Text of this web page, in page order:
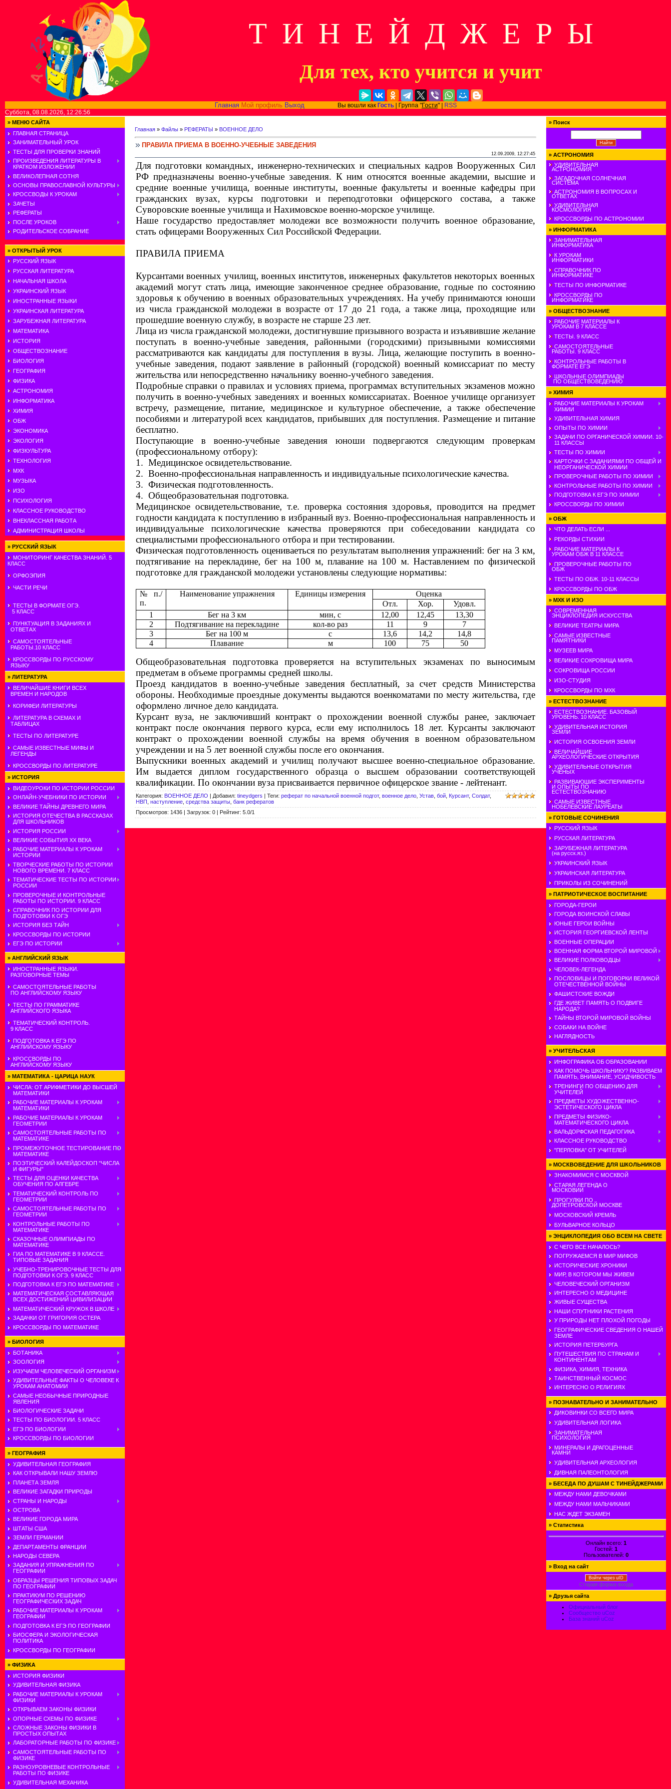
Т И Н Е Й Д Ж Е Р Ы
Для тех, кто учится и учит
Главная Мой профиль ВыходВы вошли как Гость| Группа "Гости" |
RSS
Суббота, 08.08.2026, 12:26:56
» МЕНЮ САЙТА
ГЛАВНАЯ СТРАНИЦА
ЗАНИМАТЕЛЬНЫЙ УРОК
ТЕСТЫ ДЛЯ ПРОВЕРКИ ЗНАНИЙ
ПРОИЗВЕДЕНИЯ ЛИТЕРАТУРЫ В
КРАТКОМ ИЗЛОЖЕНИИ
ВЕЛИКОЛЕПНАЯ СОТНЯ
ОСНОВЫ ПРАВОСЛАВНОЙ КУЛЬТУРЫ
КРОССВОДЫ К УРОКАМ
ЗАЧЕТЫ
РЕФЕРАТЫ
ПОСЛЕ УРОКОВ
РОДИТЕЛЬСКОЕ СОБРАНИЕ
» ОТКРЫТЫЙ УРОК
РУССКИЙ ЯЗЫК
РУССКАЯ ЛИТЕРАТУРА
НАЧАЛЬНАЯ ШКОЛА
УКРАИНСКИЙ ЯЗЫК
ИНОСТРАННЫЕ ЯЗЫКИ
УКРАИНСКАЯ ЛИТЕРАТУРА
ЗАРУБЕЖНАЯ ЛИТЕРАТУРА
МАТЕМАТИКА
ИСТОРИЯ
ОБЩЕСТВОЗНАНИЕ
БИОЛОГИЯ
ГЕОГРАФИЯ
ФИЗИКА
АСТРОНОМИЯ
ИНФОРМАТИКА
ХИМИЯ
ОБЖ
ЭКОНОМИКА
ЭКОЛОГИЯ
ФИЗКУЛЬТУРА
ТЕХНОЛОГИЯ
МХК
МУЗЫКА
ИЗО
ПСИХОЛОГИЯ
КЛАССНОЕ РУКОВОДСТВО
ВНЕКЛАССНАЯ РАБОТА
АДМИНИСТРАЦИЯ ШКОЛЫ
» РУССКИЙ ЯЗЫК
МОНИТОРИНГ КАЧЕСТВА ЗНАНИЙ. 5
КЛАСС
ОРФОЭПИЯ
ЧАСТИ РЕЧИ
ТЕСТЫ В ФОРМАТЕ ОГЭ.
5 КЛАСС
ПУНКТУАЦИЯ В ЗАДАНИЯХ И
ОТВЕТАХ
САМОСТОЯТЕЛЬНЫЕ
РАБОТЫ.10 КЛАСС
КРОССВОРДЫ ПО РУССКОМУ
ЯЗЫКУ
» ЛИТЕРАТУРА
ВЕЛИЧАЙШИЕ КНИГИ ВСЕХ
ВРЕМЕН И НАРОДОВ
КОРИФЕИ ЛИТЕРАТУРЫ
ЛИТЕРАТУРА В СХЕМАХ И
ТАБЛИЦАХ
ТЕСТЫ ПО ЛИТЕРАТУРЕ
САМЫЕ ИЗВЕСТНЫЕ МИФЫ И
ЛЕГЕНДЫ
КРОССВОРДЫ ПО ЛИТЕРАТУРЕ
» ИСТОРИЯ
ВИДЕОУРОКИ ПО ИСТОРИИ РОССИИ
ОНЛАЙН-УЧЕБНИКИ ПО ИСТОРИИ
ВЕЛИКИЕ ТАЙНЫ ДРЕВНЕГО МИРА
ИСТОРИЯ ОТЕЧЕСТВА В РАССКАЗАХ
ДЛЯ ШКОЛЬНИКОВ
ИСТОРИЯ РОССИИ
ВЕЛИКИЕ СОБЫТИЯ ХХ ВЕКА
РАБОЧИЕ МАТЕРИАЛЫ К УРОКАМ
ИСТОРИИ
ТВОРЧЕСКИЕ РАБОТЫ ПО ИСТОРИИ
НОВОГО ВРЕМЕНИ. 7 КЛАСС
ТЕМАТИЧЕСКИЕ ТЕСТЫ ПО ИСТОРИИ
РОССИИ
ПРОВЕРОЧНЫЕ И КОНТРОЛЬНЫЕ
РАБОТЫ ПО ИСТОРИИ. 9 КЛАСС
СПРАВОЧНИК ПО ИСТОРИИ ДЛЯ
ПОДГОТОВКИ К ОГЭ
ИСТОРИЯ БЕЗ ТАЙН
КРОССВОРДЫ ПО ИСТОРИИ
ЕГЭ ПО ИСТОРИИ
» АНГЛИЙСКИЙ ЯЗЫК
ИНОСТРАННЫЕ ЯЗЫКИ.
РАЗГОВОРНЫЕ ТЕМЫ
САМОСТОЯТЕЛЬНЫЕ РАБОТЫ
ПО АНГЛИЙСКОМУ ЯЗЫКУ
ТЕСТЫ ПО ГРАММАТИКЕ
АНГЛИЙСКОГО ЯЗЫКА
ТЕМАТИЧЕСКИЙ КОНТРОЛЬ.
9 КЛАСС
ПОДГОТОВКА К ЕГЭ ПО
АНГЛИЙСКОМУ ЯЗЫКУ
КРОССВОРДЫ ПО
АНГЛИЙСКОМУ ЯЗЫКУ
» МАТЕМАТИКА - ЦАРИЦА НАУК
ЧИСЛА: ОТ АРИФМЕТИКИ ДО ВЫСШЕЙ
МАТЕМАТИКИ
РАБОЧИЕ МАТЕРИАЛЫ К УРОКАМ
МАТЕМАТИКИ
РАБОЧИЕ МАТЕРИАЛЫ К УРОКАМ
ГЕОМЕТРИИ
САМОСТОЯТЕЛЬНЫЕ РАБОТЫ ПО
МАТЕМАТИКЕ
ПРОМЕЖУТОЧНОЕ ТЕСТИРОВАНИЕ ПО
МАТЕМАТИКЕ
ПОЭТИЧЕСКИЙ КАЛЕЙДОСКОП "ЧИСЛА
И ФИГУРЫ"
ТЕСТЫ ДЛЯ ОЦЕНКИ КАЧЕСТВА
ОБУЧЕНИЯ ПО АЛГЕБРЕ
ТЕМАТИЧЕСКИЙ КОНТРОЛЬ ПО
ГЕОМЕТРИИ
САМОСТОЯТЕЛЬНЫЕ РАБОТЫ ПО
ГЕОМЕТРИИ
КОНТРОЛЬНЫЕ РАБОТЫ ПО
МАТЕМАТИКЕ
СКАЗОЧНЫЕ ОЛИМПИАДЫ ПО
МАТЕМАТИКЕ
ГИА ПО МАТЕМАТИКЕ В 9 КЛАССЕ.
ТИПОВЫЕ ЗАДАНИЯ
УЧЕБНО-ТРЕНИРОВОЧНЫЕ ТЕСТЫ ДЛЯ
ПОДГОТОВКИ К ОГЭ. 9 КЛАСС
ПОДГОТОВКА К ЕГЭ ПО МАТЕМАТИКЕ
МАТЕМАТИЧЕСКАЯ СОСТАВЛЯЮЩАЯ
ВСЕХ ДОСТИЖЕНИЙ ЦИВИЛИЗАЦИИ
МАТЕМАТИЧЕСКИЙ КРУЖОК В ШКОЛЕ
ЗАДАЧКИ ОТ ГРИГОРИЯ ОСТЕРА
КРОССВОРДЫ ПО МАТЕМАТИКЕ
» БИОЛОГИЯ
БОТАНИКА
ЗООЛОГИЯ
ИЗУЧАЕМ ЧЕЛОВЕЧЕСКИЙ ОРГАНИЗМ
УДИВИТЕЛЬНЫЕ ФАКТЫ О ЧЕЛОВЕКЕ К
УРОКАМ АНАТОМИИ
САМЫЕ НЕОБЫЧНЫЕ ПРИРОДНЫЕ
ЯВЛЕНИЯ
БИОЛОГИЧЕСКИЕ ЗАДАЧИ
ТЕСТЫ ПО БИОЛОГИИ. 5 КЛАСС
ЕГЭ ПО БИОЛОГИИ
КРОССВОРДЫ ПО БИОЛОГИИ
» ГЕОГРАФИЯ
УДИВИТЕЛЬНАЯ ГЕОГРАФИЯ
КАК ОТКРЫВАЛИ НАШУ ЗЕМЛЮ
ПЛАНЕТА ЗЕМЛЯ
ВЕЛИКИЕ ЗАГАДКИ ПРИРОДЫ
СТРАНЫ И НАРОДЫ
ОСТРОВА
ВЕЛИКИЕ ГОРОДА МИРА
ШТАТЫ США
ЗЕМЛИ ГЕРМАНИИ
ДЕПАРТАМЕНТЫ ФРАНЦИИ
НАРОДЫ СЕВЕРА
ЗАДАНИЯ И УПРАЖНЕНИЯ ПО
ГЕОГРАФИИ
ОБРАЗЦЫ РЕШЕНИЯ ТИПОВЫХ ЗАДАЧ
ПО ГЕОГРАФИИ
ПРАКТИКУМ ПО РЕШЕНИЮ
ГЕОГРАФИЧЕСКИХ ЗАДАЧ
РАБОЧИЕ МАТЕРИАЛЫ К УРОКАМ
ГЕОГРАФИИ
ПОДГОТОВКА К ЕГЭ ПО ГЕОГРАФИИ
БИОСФЕРА И ЭКОЛОГИЧЕСКАЯ
ПОЛИТИКА
КРОССВОРДЫ ПО ГЕОГРАФИИ
» ФИЗИКА
ИСТОРИЯ ФИЗИКИ
УДИВИТЕЛЬНАЯ ФИЗИКА
РАБОЧИЕ МАТЕРИАЛЫ К УРОКАМ
ФИЗИКИ
ОТКРЫВАЕМ ЗАКОНЫ ФИЗИКИ
ОПОРНЫЕ СХЕМЫ ПО ФИЗИКЕ
СЛОЖНЫЕ ЗАКОНЫ ФИЗИКИ В
ПРОСТЫХ ОПЫТАХ
ЛАБОРАТОРНЫЕ РАБОТЫ ПО ФИЗИКЕ
САМОСТОЯТЕЛЬНЫЕ РАБОТЫ ПО
ФИЗИКЕ
РАЗНОУРОВНЕВЫЕ КОНТРОЛЬНЫЕ
РАБОТЫ ПО ФИЗИКЕ
УДИВИТЕЛЬНАЯ МЕХАНИКА
Главная » Файлы » РЕФЕРАТЫ » ВОЕННОЕ ДЕЛО
ПРАВИЛА ПРИЕМА В ВОЕННО-УЧЕБНЫЕ ЗАВЕДЕНИЯ
12.09.2009, 12:27:45
Для подготовки командных, инженерно-технических и специальных кадров Вооруженных Сил
РФ предназначены военно-учебные заведения. К ним относятся военные академии, высшие и
средние военные училища, военные институты, военные факультеты и военные кафедры при
гражданских вузах, курсы подготовки и переподготовки офицерского состава, а также
Суворовские военные училища и Нахимовское военно-морское училище.
Наше государство предоставляет молодежи все возможности получить военное образование,
стать офицерами Вооруженных Сил Российской Федерации.
ПРАВИЛА ПРИЕМА
Курсантами военных училищ, военных институтов,инженерных факультетов некоторых военных
академий могут стать лица, имеющие законченное среднее образование, годные по состоянию
здоровья к обучению в военных образовательных учреждениях. На учебу принимаются юноши
из числа гражданской молодежи в возрасте от 17 до 21 года, а также лица, проходящие или
прошедшие военную службу, в возрасте не старше 23 лет.
Лица из числа гражданской молодежи, достигнувшие призывного возраста и изъявившие желание
поступать в военно-учебные заведения, районными (городскими) призывными комиссиями
рассматриваются как кандидаты для поступления в вузы. Лица, желающие поступить в военно-
учебные заведения, подают заявление в районный (городской) военный комиссариат по месту
жительства или непосредственно начальнику военно-учебного заведения.
Подробные справки о правилах и условиях приема, программах вступительных экзаменов можно
получить в военно-учебных заведениях и военных комиссариатах. Военное училище организует
встречу, размещение, питание, медицинское и культурное обеспечение, а также обеспечение
пособиями и литературой всех кандидатов, прибывших для поступления. Размещение и питание
бесплатно.
Поступающие в военно-учебные заведения юноши подвергаются следующим проверкам
(профессиональному отбору):
1. Медицинское освидетельствование.
2. Военно-профессиональная направленность и индивидуальные психологические качества.
3. Физическая подготовленность.
4. Общеобразовательная подготовка.
Медицинское освидетельствование, т.е. проверка состояния здоровья, проводится на предмет
годности кандидата к поступлению в избранный вуз. Военно-профессиональная направленность и
индивидуальные психологические качества проверяются при собеседовании кандидата со
специалистыми профессионального отбора и при тестировании.
Физическая подготовленность оцениваеться по результатам выполнения упражнений: бег на 3 км,
подтягивание на перекладине, бег на 100 м, плавание на 100 м. Наставлением по физической
подготовке для гражданской молодежи установлены следующие нормативы:
№ п./
п.
Наименование упражнения Единицы измерения
Оценка
Отл.
Хор.
Удовл.
1
Бег на 3 км мин, с 12,00 12,45
13,30
2
Подтягивание на перекладине кол-во раз 11 9
7
3
Бег на 100 м с 13,6 14,2
14,8
4
Плавание м 100 75 50
Общеобразовательная подготовка проверяется на вступительных экзаменах по выносимым
предметам в объеме программы средней школы.
Проезд кандидатов в военно-учебные заведения бесплатный, за счет средств Министерства
обороны. Необходимые проездные документы выдаются военкоматами по месту жительства, где
оформлено личное дело кандидата.
Курсант вуза, не заключивший контракт о прохождении военной службы ранее, заключает
контракт после окончания первого курса, если ему исполнилось 18 лет. Курсанты заключают
контракт о прохождении военной службы на время обучения в военном образовательном
учреждении и на 5 лет военной службы после его окончания.
Выпускники военных академий и училищ получают высшее военно-специальное образование.
Им выдается диплом государственного образца о высшем образовании соответствующей
квалификации. По окончании вуза присваивается первичное офицерское звание - лейтенант.
Категория: ВОЕННОЕ ДЕЛО | Добавил: tineydgers | Теги: реферат по начальной военной подгот, военное дело Устав бой Курсант, Солдат,
НВП наступление средства защиты банк рефератов
Просмотров: 1436 | Загрузок: 0 | Рейтинг: 5.0/1
» Поиск
» АСТРОНОМИЯ
УДИВИТЕЛЬНАЯ
АСТРОНОМИЯ
ЗАГАДОЧНАЯ СОЛНЕЧНАЯ
СИСТЕМА
АСТРОНОМИЯ В ВОПРОСАХ И
ОТВЕТАХ
УДИВИТЕЛЬНАЯ
КОСМОЛОГИЯ
КРОССВОРДЫ ПО АСТРОНОМИИ
» ИНФОРМАТИКА
ЗАНИМАТЕЛЬНАЯ
ИНФОРМАТИКА
К УРОКАМ
ИНФОРМАТИКИ
СПРАВОЧНИК ПО
ИНФОРМАТИКЕ
ТЕСТЫ ПО ИНФОРМАТИКЕ
КРОССВОРДЫ ПО
ИНФОРМАТИКЕ
» ОБЩЕСТВОЗНАНИЕ
РАБОЧИЕ МАТЕРИАЛЫ К
УРОКАМ В 7 КЛАССЕ
ТЕСТЫ. 9 КЛАСС
САМОСТОЯТЕЛЬНЫЕ
РАБОТЫ. 9 КЛАСС
КОНТРОЛЬНЫЕ РАБОТЫ В
ФОРМАТЕ ЕГЭ
ШКОЛЬНЫЕ ОЛИМПИАДЫ
ПО ОБЩЕСТВОВЕДЕНИЮ
» ХИМИЯ
РАБОЧИЕ МАТЕРИАЛЫ К УРОКАМ
ХИМИИ
УДИВИТЕЛЬНАЯ ХИМИЯ
ОПЫТЫ ПО ХИМИИ
ЗАДАЧИ ПО ОРГАНИЧЕСКОЙ ХИМИИ. 10-
11 КЛАССЫ
ТЕСТЫ ПО ХИМИИ
КАРТОЧКИ С ЗАДАНИЯМИ ПО ОБЩЕЙ И
НЕОРГАНИЧЕСКОЙ ХИМИИ
ПРОВЕРОЧНЫЕ РАБОТЫ ПО ХИМИИ
КОНТРОЛЬНЫЕ РАБОТЫ ПО ХИМИИ
ПОДГОТОВКА К ЕГЭ ПО ХИМИИ
КРОССВОРДЫ ПО ХИМИИ
» ОБЖ
ЧТО ДЕЛАТЬ ЕСЛИ ...
РЕКОРДЫ СТИХИИ
РАБОЧИЕ МАТЕРИАЛЫ К
УРОКАМ ОБЖ В 11 КЛАССЕ
ПРОВЕРОЧНЫЕ РАБОТЫ ПО
ОБЖ
ТЕСТЫ ПО ОБЖ. 10-11 КЛАССЫ
КРОССВОРДЫ ПО ОБЖ
» МХК И ИЗО
СОВРЕМЕННАЯ
ЭНЦИКЛОПЕДИЯ ИСКУССТВА
ВЕЛИКИЕ ТЕАТРЫ МИРА
САМЫЕ ИЗВЕСТНЫЕ
ПАМЯТНИКИ
МУЗЕЕВ МИРА
ВЕЛИКИЕ СОКРОВИЩА МИРА
СОКРОВИЩА РОССИИ
ИЗО-СТУДИЯ
КРОССВОРДЫ ПО МХК
» ЕСТЕСТВОЗНАНИЕ
ЕСТЕСТВОЗНАНИЕ. БАЗОВЫЙ
УРОВЕНЬ. 10 КЛАСС
УДИВИТЕЛЬНАЯ ИСТОРИЯ
ЗЕМЛИ
ИСТОРИЯ ОСВОЕНИЯ ЗЕМЛИ
ВЕЛИЧАЙШИЕ
АРХЕОЛОГИЧЕСКИЕ ОТКРЫТИЯ
УДИВИТЕЛЬНЫЕ ОТКРЫТИЯ
УЧЕНЫХ
РАЗВИВАЮШИЕ ЭКСПЕРИМЕНТЫ
И ОПЫТЫ ПО
ЕСТЕСТВОЗНАНИЮ
САМЫЕ ИЗВЕСТНЫЕ
НОБЕЛЕВСКИЕ ЛАУРЕАТЫ
» ГОТОВЫЕ СОЧИНЕНИЯ
РУССКИЙ ЯЗЫК
РУССКАЯ ЛИТЕРАТУРА
ЗАРУБЕЖНАЯ ЛИТЕРАТУРА
(на русск.яз.)
УКРАИНСКИЙ ЯЗЫК
УКРАИНСКАЯ ЛИТЕРАТУРА
ПРИКОЛЫ ИЗ СОЧИНЕНИЙ
» ПАТРИОТИЧЕСКОЕ ВОСПИТАНИЕ
ГОРОДА-ГЕРОИ
ГОРОДА ВОИНСКОЙ СЛАВЫ
ЮНЫЕ ГЕРОИ ВОЙНЫ
ИСТОРИЯ ГЕОРГИЕВСКОЙ ЛЕНТЫ
ВОЕННЫЕ ОПЕРАЦИИ
ВОЕННАЯ ФОРМА ВТОРОЙ МИРОВОЙ
ВЕЛИКИЕ ПОЛКОВОДЦЫ
ЧЕЛОВЕК-ЛЕГЕНДА
ПОСЛОВИЦЫ И ПОГОВОРКИ ВЕЛИКОЙ
ОТЕЧЕСТВЕННОЙ ВОЙНЫ
ФАШИСТСКИЕ ВОЖДИ
ГДЕ ЖИВЕТ ПАМЯТЬ О ПОДВИГЕ
НАРОДА?
ТАЙНЫ ВТОРОЙ МИРОВОЙ ВОЙНЫ
СОБАКИ НА ВОЙНЕ
НАГЛЯДНОСТЬ
» УЧИТЕЛЬСКАЯ
ИНФОГРАФИКА ОБ ОБРАЗОВАНИИ
КАК ПОМОЧЬ ШКОЛЬНИКУ? РАЗВИВАЕМ
ПАМЯТЬ, ВНИМАНИЕ, УСИДЧИВОСТЬ
ТРЕНИНГИ ПО ОБЩЕНИЮ ДЛЯ
УЧИТЕЛЕЙ
ПРЕДМЕТЫ ХУДОЖЕСТВЕННО-
ЭСТЕТИЧЕСКОГО ЦИКЛА
ПРЕДМЕТЫ ФИЗИКО-
МАТЕМАТИЧЕСКОГО ЦИКЛА
ВАЛЬДОРФСКАЯ ПЕДАГОГИКА
КЛАССНОЕ РУКОВОДСТВО
"ПЕРЛОВКА" ОТ УЧИТЕЛЕЙ
» МОСКВОВЕДЕНИЕ ДЛЯ ШКОЛЬНИКОВ
ЗНАКОМИМСЯ С МОСКВОЙ
СТАРАЯ ЛЕГЕНДА О
МОСКОВИИ
ПРОГУЛКИ ПО
ДОПЕТРОВСКОЙ МОСКВЕ
МОСКОВСКИЙ КРЕМЛЬ
БУЛЬВАРНОЕ КОЛЬЦО
» ЭНЦИКЛОПЕДИЯ ОБО ВСЕМ НА СВЕТЕ
С ЧЕГО ВСЕ НАЧАЛОСЬ?
ПОГРУЖАЕМСЯ В МИР МИФОВ
ИСТОРИЧЕСКИЕ ХРОНИКИ
МИР, В КОТОРОМ МЫ ЖИВЕМ
ЧЕЛОВЕЧЕСКИЙ ОРГАНИЗМ
ИНТЕРЕСНО О МЕДИЦИНЕ
ЖИВЫЕ СУЩЕСТВА
НАШИ СПУТНИКИ РАСТЕНИЯ
У ПРИРОДЫ НЕТ ПЛОХОЙ ПОГОДЫ
ГЕОГРАФИЧЕСКИЕ СВЕДЕНИЯ О НАШЕЙ
ЗЕМЛЕ
ИСТОРИЯ ПЕТЕРБУРГА
ПУТЕШЕСТВИЯ ПО СТРАНАМ И
КОНТИНЕНТАМ
ФИЗИКА, ХИМИЯ, ТЕХНИКА
ТАИНСТВЕННЫЙ КОСМОС
ИНТЕРЕСНО О РЕЛИГИЯХ
» ПОЗНАВАТЕЛЬНО И ЗАНИМАТЕЛЬНО
ДИКОВИНКИ СО ВСЕГО МИРА
УДИВИТЕЛЬНАЯ ЛОГИКА
ЗАНИМАТЕЛЬНАЯ
ПСИХОЛОГИЯ
МИНЕРАЛЫ И ДРАГОЦЕННЫЕ
КАМНИ
УДИВИТЕЛЬНАЯ АРХЕОЛОГИЯ
ДИВНАЯ ПАЛЕОНТОЛОГИЯ
» БЕСЕДА ПО ДУШАМ С ТИНЕЙДЖЕРАМИ
МЕЖДУ НАМИ ДЕВОЧКАМИ
МЕЖДУ НАМИ МАЛЬЧИКАМИ
НАС ЖДЕТ ЭКЗАМЕН
» Статистика
Онлайн всего: 1
Гостей: 1
Пользователей: 0
» Вход на сайт
Войти через uID
Старая форма входа
» Друзья сайта
Официальный блог
Сообщество uCoz
База знаний uCoz